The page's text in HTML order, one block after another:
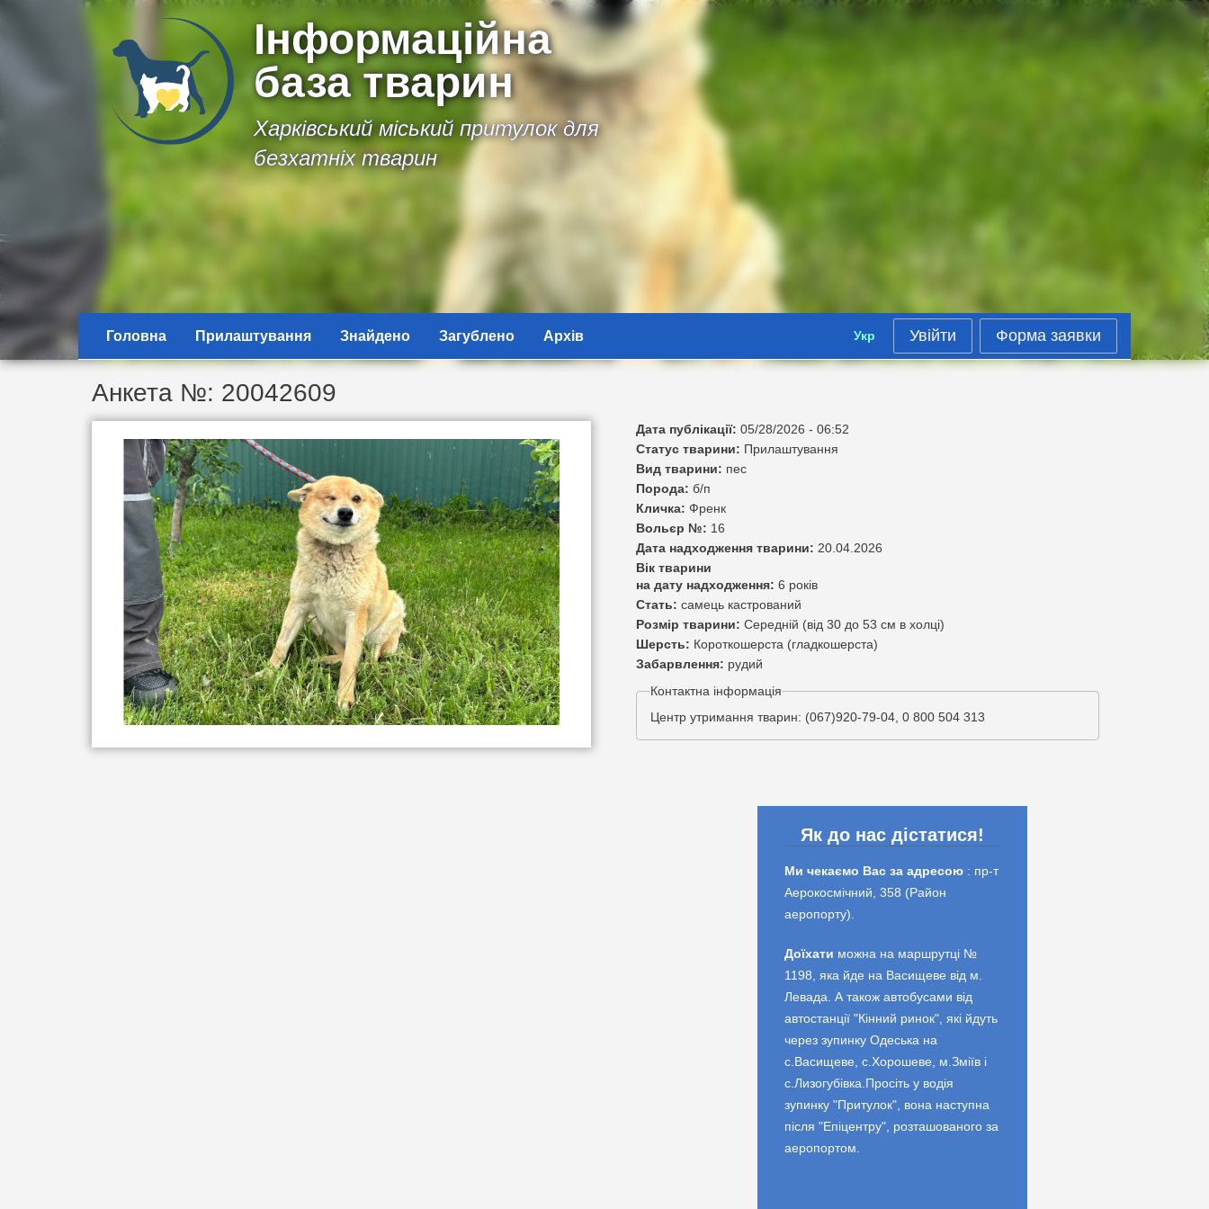
Інформаційна
база тварин
Харківський міський притулок для
безхатніх тварин
Головна Прилаштування Знайдено Загублено Архів Укр Увійти Форма заявки
Анкета №: 20042609
Дата публікації: 05/28/2026 - 06:52
Статус тварини: Прилаштування
Вид тварини: пес
Порода: б/п
Кличка: Френк
Вольєр №: 16
Дата надходження тварини: 20.04.2026
Вік тварини
на дату надходження: 6 років
Стать: самець кастрований
Розмір тварини: Середній (від 30 до 53 см в холці)
Шерсть: Короткошерста (гладкошерста)
Забарвлення: рудий
Контактна інформація
Центр утримання тварин: (067)920-79-04, 0 800 504 313
Як до нас дістатися!
Ми чекаємо Вас за адресою : пр-т
Аерокосмічний, 358 (Район
аеропорту).
Доїхати можна на маршрутці №
1198, яка йде на Васищеве від м.
Левада. А також автобусами від
автостанції "Кінний ринок", які йдуть
через зупинку Одеська на
с.Васищеве, с.Хорошеве, м.Зміїв і
с.Лизогубівка.Просіть у водія
зупинку "Притулок", вона наступна
після "Епіцентру", розташованого за
аеропортом.